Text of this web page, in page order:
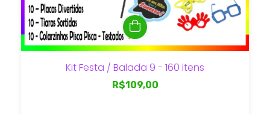
Kit Festa / Balada 9 - 160 itens
R$109,00